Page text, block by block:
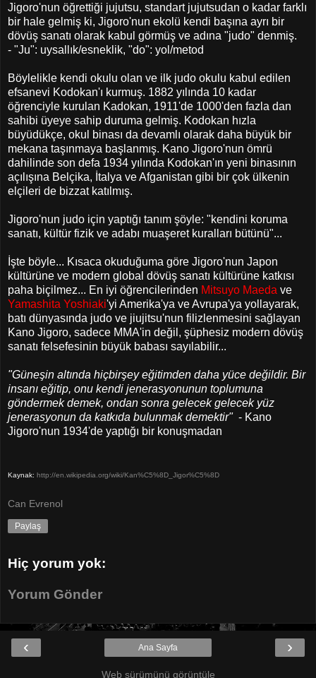
Jigoro'nun öğrettiği jujutsu, standart jujutsudan o kadar farklı
bir hale gelmiş ki, Jigoro'nun ekolü kendi başına ayrı bir
dövüş sanatı olarak kabul görmüş ve adına "judo" denmiş.
- "Ju": uysallık/esneklik, "do": yol/metod
Böylelikle kendi okulu olan ve ilk judo okulu kabul edilen
efsanevi Kodokan'ı kurmuş. 1882 yılında 10 kadar
öğrenciyle kurulan Kadokan, 1911'de 1000'den fazla dan
sahibi üyeye sahip duruma gelmiş. Kodokan hızla
büyüdükçe, okul binası da devamlı olarak daha büyük bir
mekana taşınmaya başlanmış. Kano Jigoro'nun ömrü
dahilinde son defa 1934 yılında Kodokan'ın yeni binasının
açılışına Belçika, İtalya ve Afganistan gibi bir çok ülkenin
elçileri de bizzat katılmış.
Jigoro'nun judo için yaptığı tanım şöyle: "kendini koruma
sanatı, kültür fizik ve adabı muaşeret kuralları bütünü"...
İşte böyle... Kısaca okuduğuma göre Jigoro'nun Japon
kültürüne ve modern global dövüş sanatı kültürüne katkısı
paha biçilmez... En iyi öğrencilerinden Mitsuyo Maeda ve
Yamashita Yoshiaki'yi Amerika'ya ve Avrupa'ya yollayarak,
batı dünyasında judo ve jiujitsu'nun filizlenmesini sağlayan
Kano Jigoro, sadece MMA'in değil, şüphesiz modern dövüş
sanatı felsefesinin büyük babası sayılabilir...
"Güneşin altında hiçbirşey eğitimden daha yüce değildir. Bir
insanı eğitip, onu kendi jenerasyonunun toplumuna
göndermek demek, ondan sonra gelecek gelecek yüz
jenerasyonun da katkıda bulunmak demektir" - Kano
Jigoro'nun 1934'de yaptığı bir konuşmadan
Kaynak: http://en.wikipedia.org/wiki/Kan%C5%8D_Jigor%C5%8D
Can Evrenol
Paylaş
Hiç yorum yok:
Yorum Gönder
‹ ›
Ana Sayfa
Web sürümünü görüntüle